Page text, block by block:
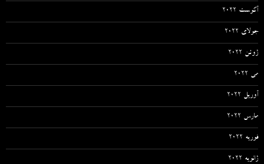
آگوست 2022
جولای 2022
ژوئن 2022
می 2022
آوریل 2022
مارس 2022
فوریه 2022
ژانویه 2022